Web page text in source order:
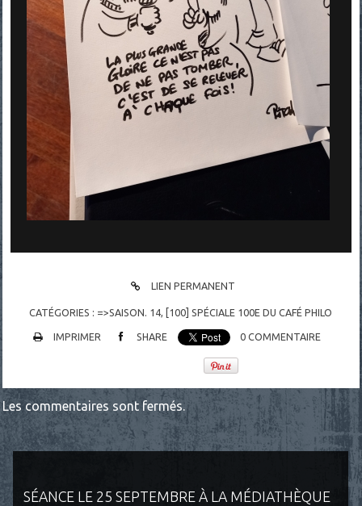
SÉANCE LE 25 SEPTEMBRE À LA MÉDIATHÈQUE
LIEN PERMANENT
CATÉGORIES : =>SAISON. 14 [100] SPÉCIALE 100E DU CAFÉ PHILO
IMPRIMER SHARE 0 COMMENTAIRE
Les commentaires sont fermés.